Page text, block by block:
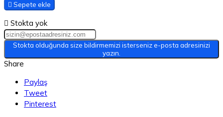
 Sepete ekle
 Stokta yok
Stokta olduğunda size bildirmemizi isterseniz e-posta adresinizi
yazın.
Share
Paylaş
Tweet
Pinterest